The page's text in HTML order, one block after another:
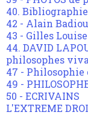
40. Bibliographie
42 - Alain Badiou
43 - Gilles
44. DAVID
philosophes
47 - Philosophie
49 -
50 - ECRIVAINS
L'EXTREME